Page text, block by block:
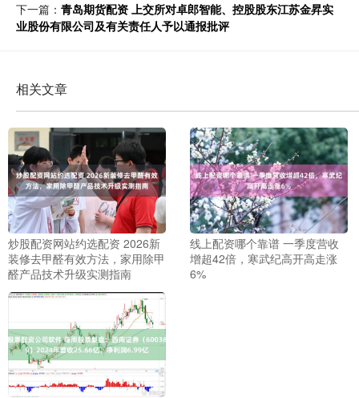
下一篇： 青岛期货配资 上交所对卓郎智能、控股股东江苏金昇实
业股份有限公司及有关责任人予以通报批评
相关文章
炒股配资网站约选配资 2026新
装修去甲醛有效方法，家用除甲
醛产品技术升级实测指南
线上配资哪个靠谱 一季度营收
增超42倍，寒武纪高开高走涨
6%